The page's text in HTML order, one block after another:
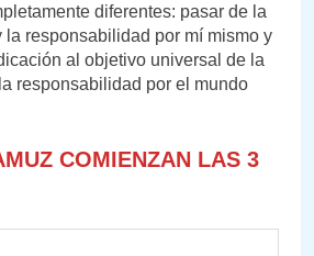
diferentes: pasar de la
la responsabilidad por mí mismo y
al objetivo universal de la
responsabilidad por el mundo
COMIENZAN LAS 3